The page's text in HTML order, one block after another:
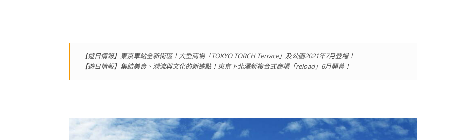
【遊日情報】東京車站全新街區！大型商場「TOKYO TORCH Terrace」及公園2021年7月登場！
【遊日情報】集結美食、潮流與文化的新據點！東京下北澤新複合式商場「reload」6月開幕！